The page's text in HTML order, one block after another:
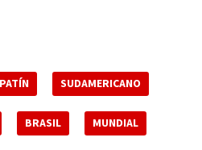
PATÍN SUDAMERICANO
BRASIL MUNDIAL